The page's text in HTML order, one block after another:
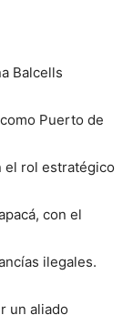
Balcells
Puerto de
el rol estratégico
con el
ilegales.
un aliado